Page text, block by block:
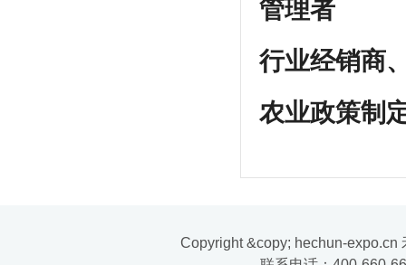
管理者
行业经销商
农业政策制
Copyright &copy; hechun-expo.cn